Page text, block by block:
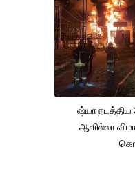
ஷ்யா நடத்திய
ஆளில்லா